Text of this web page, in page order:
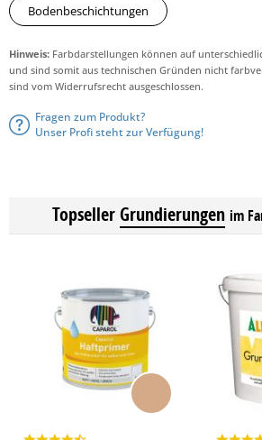
Bodenbeschichtungen
Hinweis: Farbdarstellungen können auf
und sind somit aus technischen Gründen nicht
sind vom Widerrufsrecht ausgeschlossen.
Fragen zum Produkt?
Unser Profi steht zur Verfügung!
TopsellerGrundierungen im